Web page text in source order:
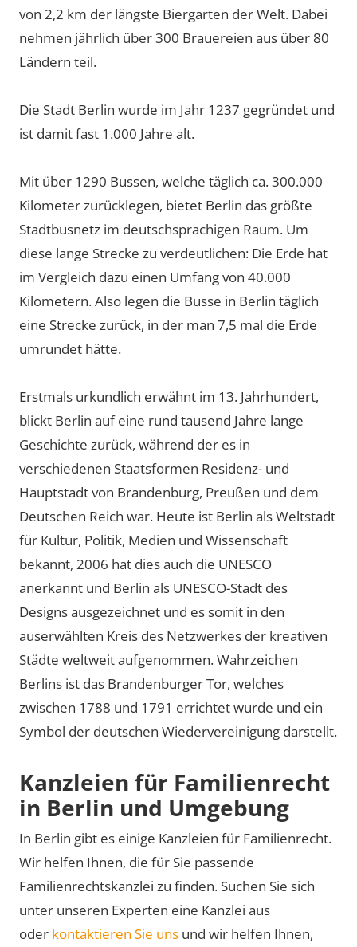
von 2,2 km der längste Biergarten der Welt. Dabei
nehmen jährlich über 300 Brauereien aus über 80
Ländern teil.
Die Stadt Berlin wurde im Jahr 1237 gegründet und
ist damit fast 1.000 Jahre alt.
Mit über 1290 Bussen, welche täglich ca. 300.000
Kilometer zurücklegen, bietet Berlin das größte
Stadtbusnetz im deutschsprachigen Raum. Um
diese lange Strecke zu verdeutlichen: Die Erde hat
im Vergleich dazu einen Umfang von 40.000
Kilometern. Also legen die Busse in Berlin täglich
eine Strecke zurück, in der man 7,5 mal die Erde
umrundet hätte.
Erstmals urkundlich erwähnt im 13. Jahrhundert,
blickt Berlin auf eine rund tausend Jahre lange
Geschichte zurück, während der es in
verschiedenen Staatsformen Residenz- und
Hauptstadt von Brandenburg, Preußen und dem
Deutschen Reich war. Heute ist Berlin als Weltstadt
für Kultur, Politik, Medien und Wissenschaft
bekannt, 2006 hat dies auch die UNESCO
anerkannt und Berlin als UNESCO-Stadt des
Designs ausgezeichnet und es somit in den
auserwählten Kreis des Netzwerkes der kreativen
Städte weltweit aufgenommen. Wahrzeichen
Berlins ist das Brandenburger Tor, welches
zwischen 1788 und 1791 errichtet wurde und ein
Symbol der deutschen Wiedervereinigung darstellt.
Kanzleien für Familienrecht
in Berlin und Umgebung
In Berlin gibt es einige Kanzleien für Familienrecht.
Wir helfen Ihnen, die für Sie passende
Familienrechtskanzlei zu finden. Suchen Sie sich
unter unseren Experten eine Kanzlei aus
oder kontaktieren Sie uns und wir helfen Ihnen,